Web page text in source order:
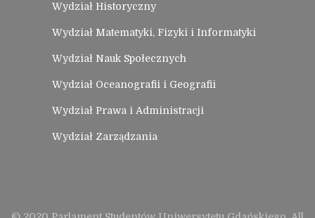
Wydział Historyczny
Wydział Matematyki, Fizyki i Informatyki
Wydział Nauk Społecznych
Wydział Oceanografii i Geografii
Wydział Prawa i Administracji
Wydział Zarządzania